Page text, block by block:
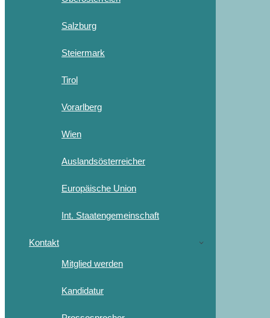
Salzburg
Steiermark
Tirol
Vorarlberg
Wien
Auslandsösterreicher
Europäische Union
Int. Staatengemeinschaft
Kontakt
Mitglied werden
Kandidatur